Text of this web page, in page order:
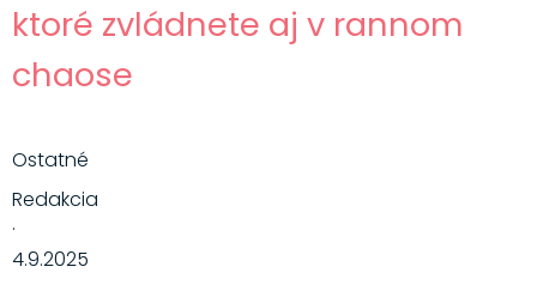
ktoré zvládnete aj v rannom
chaose
Ostatné
Redakcia
·
4.9.2025